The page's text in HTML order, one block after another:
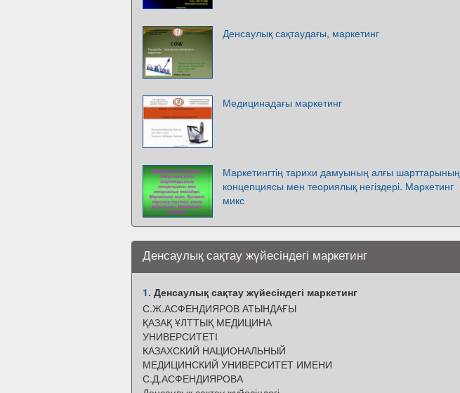
Денсаулық сақтаудағы, маркетинг
Медицинадағы маркетинг
Маркетингтің тарихи дамуының алғы шарттарының
концепциясы мен теориялық негіздері. Маркетинг
микс
Денсаулық сақтау жүйесіндегі маркетинг
1. Денсаулық сақтау жүйесіндегі маркетинг
С.Ж.АСФЕНДИЯРОВ АТЫНДАҒЫ
ҚАЗАҚ ҰЛТТЫҚ МЕДИЦИНА
УНИВЕРСИТЕТІ
КАЗАХСКИЙ НАЦИОНАЛЬНЫЙ
МЕДИЦИНСКИЙ УНИВЕРСИТЕТ ИМЕНИ
С.Д.АСФЕНДИЯРОВА